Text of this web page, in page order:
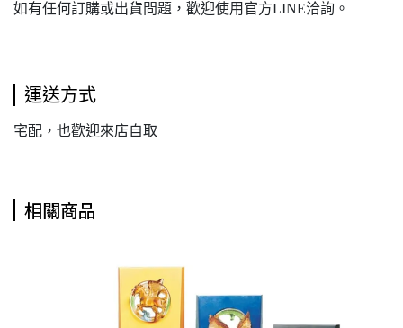
如有任何訂購或出貨問題，歡迎使用官方LINE洽詢。
運送方式
宅配，也歡迎來店自取
相關商品